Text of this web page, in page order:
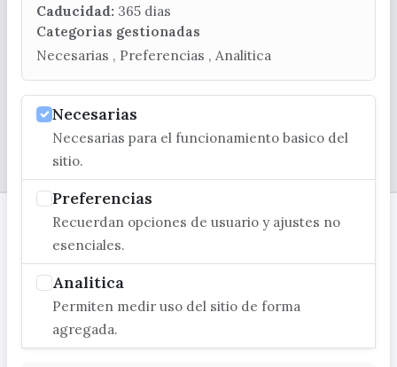
turismo@velezmalaga.es
C/ Poniente, 2. CP 29740 - Torre del Mar
Caducidad: 365 dias
Categorias gestionadas
Necesarias , Preferencias , Analitica
Necesarias
Necesarias para el funcionamiento basico del
sitio.
Preferencias
Recuerdan opciones de usuario y ajustes no
esenciales.
Analitica
Permiten medir uso del sitio de forma
agregada.